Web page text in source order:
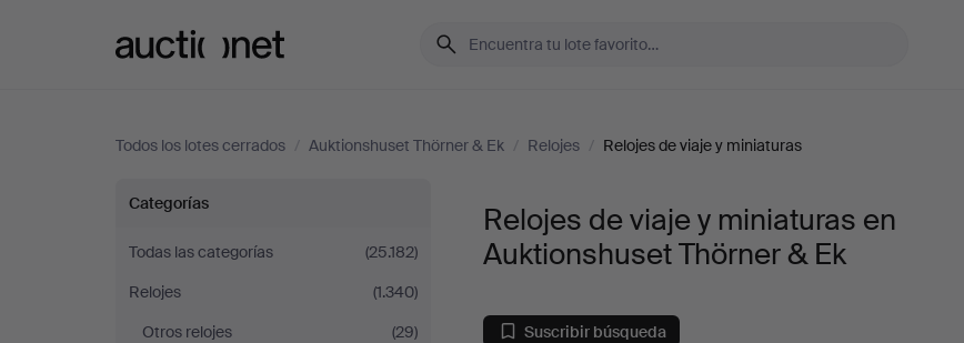
Todos los lotes cerrados / Auktionshuset Thörner & Ek / Relojes / Relojes de viaje y miniaturas
Relojes
de
viaje
Categorías
Todas las categorías
(25.182)
Relojes
(1.340)
Otros relojes
(29)
Relojes de viaje y miniaturas en
Auktionshuset Thörner & Ek
Suscribir búsqueda